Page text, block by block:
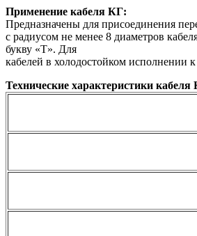
Применение кабеля КГ:
Предназначены для присоединения
с радиусом не менее 8 диаметров
букву «Т». Для
кабелей в холодостойком исполнении
Технические характеристики кабеля